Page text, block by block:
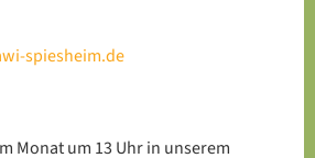
spiesheim.de
Monat um 13 Uhr in unserem